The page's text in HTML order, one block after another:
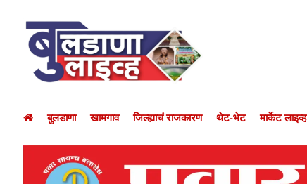
बुलडाणा खामगाव जिल्ह्याचं राजकारण थेट-भेट मार्केट लाइव्ह